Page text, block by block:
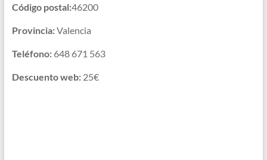
Código postal:46200
Provincia:Valencia
Teléfono:648 671 563
Descuento web:25€